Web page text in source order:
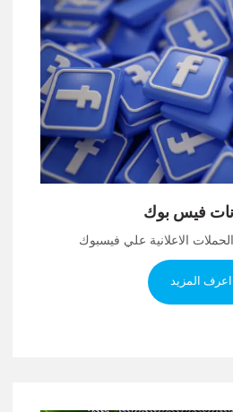
فيس بوك
الاعلانية علي فيسبوك
اعرف المزيد